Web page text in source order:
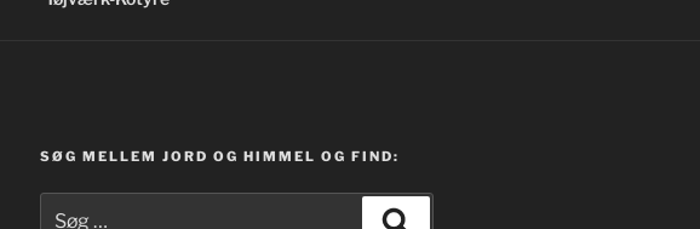
SØG MELLEM JORD OG HIMMEL OG FIND: